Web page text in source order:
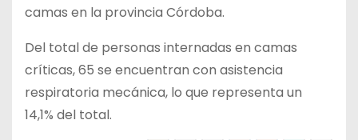
camas en la provincia Córdoba.
Del total de personas internadas en camas
críticas, 65 se encuentran con asistencia
respiratoria mecánica, lo que representa un
14,1% del total.